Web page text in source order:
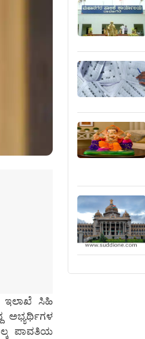
ಇಲಾಖೆ ಸಿಹಿ
ಅಭ್ಯರ್ಥಿಗಳ
ಪಾವತಿಯ